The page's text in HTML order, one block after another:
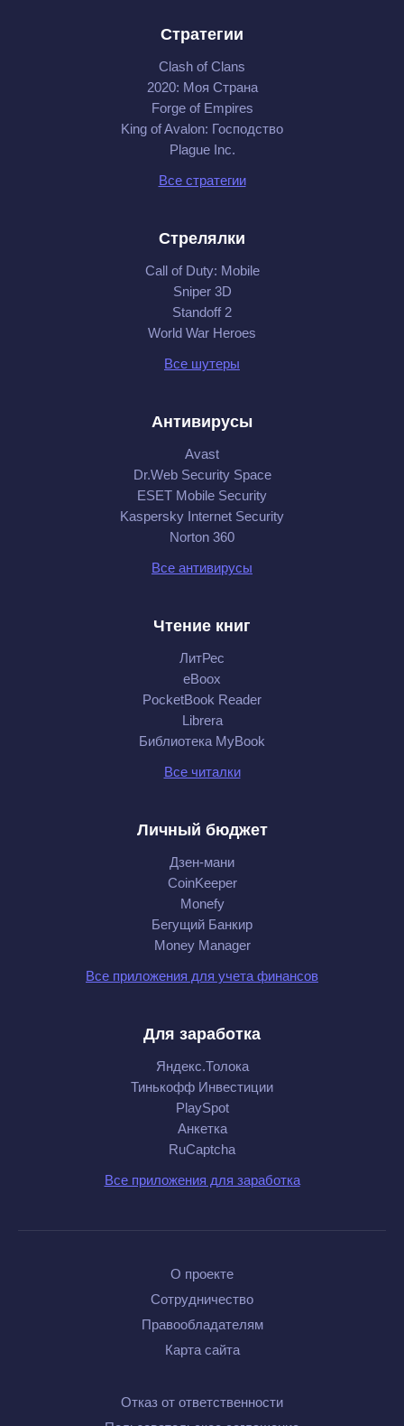
Стратегии
Clash of Clans
2020: Моя Cтрана
Forge of Empires
King of Avalon: Господство
Plague Inc.
Все стратегии
Стрелялки
Call of Duty: Mobile
Sniper 3D
Standoff 2
World War Heroes
Все шутеры
Антивирусы
Avast
Dr.Web Security Space
ESET Mobile Security
Kaspersky Internet Security
Norton 360
Все антивирусы
Чтение книг
ЛитРес
eBoox
PocketBook Reader
Librera
Библиотека MyBook
Все читалки
Личный бюджет
Дзен-мани
CoinKeeper
Monefy
Бегущий Банкир
Money Manager
Все приложения для учета финансов
Для заработка
Яндекс.Толока
Тинькофф Инвестиции
PlaySpot
Анкетка
RuCaptcha
Все приложения для заработка
О проекте
Сотрудничество
Правообладателям
Карта сайта
Отказ от ответственности